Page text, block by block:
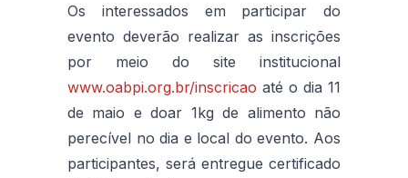
Os interessados em participar do
evento deverão realizar as inscrições
por meio do site institucional
www.oabpi.org.br/inscricao até o dia 11
de maio e doar 1kg de alimento não
perecível no dia e local do evento. Aos
participantes, será entregue certificado